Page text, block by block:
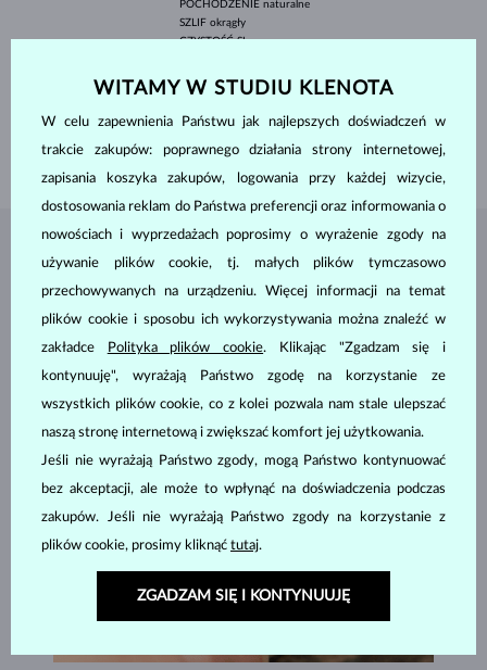
POCHODZENIE naturalne
SZLIF okrągły
CZYSTOŚĆSI
ŚREDNICA3.0-4.0 mm
WAGA0.925 ct
SZEROKOŚĆ 1.60 mm
WAGA 3.85 g
BIŻUTERIA Z ATELIER KLENOTA
WITAMY W STUDIU KLENOTA
W celu zapewnienia Państwu jak najlepszych doświadczeń w
trakcie zakupów: poprawnego działania strony internetowej,
zapisania koszyka zakupów, logowania przy każdej wizycie,
dostosowania reklam do Państwa preferencji oraz informowania o
nowościach i wyprzedażach poprosimy o wyrażenie zgody na
używanie plików cookie, tj. małych plików tymczasowo
przechowywanych na urządzeniu. Więcej informacji na temat
plików cookie i sposobu ich wykorzystywania można znaleźć w
zakładce
Polityka plików cookie. Klikając "Zgadzam się i
kontynuuję", wyrażają Państwo zgodę na korzystanie ze
wszystkich plików cookie, co z kolei pozwala nam stale ulepszać
naszą stronę internetową i zwiększać komfort jej użytkowania.
Jeśli nie wyrażają Państwo zgody, mogą Państwo kontynuować
bez akceptacji, ale może to wpłynąć na doświadczenia podczas
zakupów. Jeśli nie wyrażają Państwo zgody na korzystanie z
plików cookie, prosimy kliknąć tutaj.
ZGADZAM SIĘ I KONTYNUUJĘ